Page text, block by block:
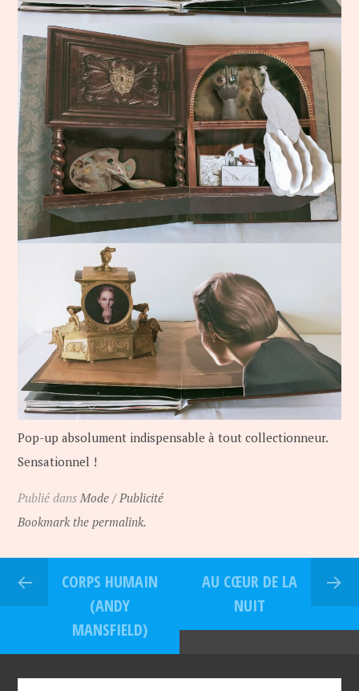
Pop-up absolument indispensable à tout collectionneur.
Sensationnel !
Publié dansMode / Publicité
Bookmark the permalink.
CORPS HUMAIN
(ANDY
MANSFIELD)
AU CŒUR DE LA
NUIT